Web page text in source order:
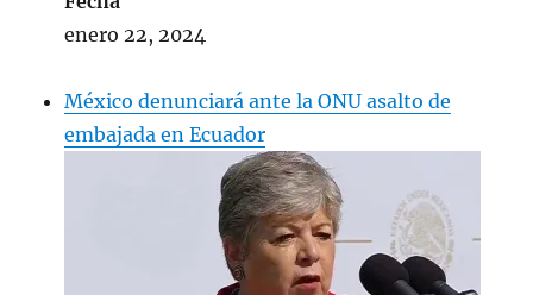
enero 22, 2024
México denunciará ante la ONU asalto de
embajada en Ecuador